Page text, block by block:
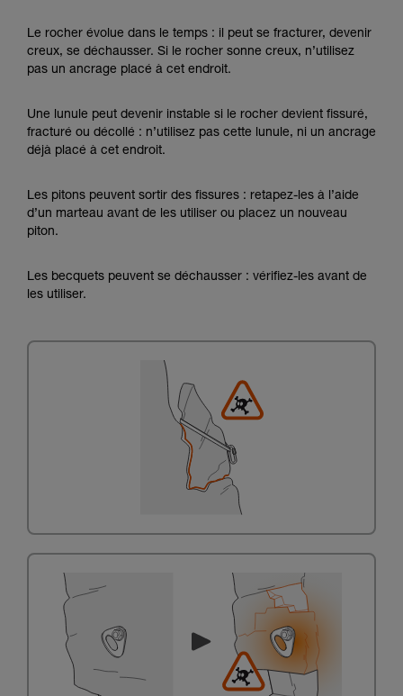
Le rocher évolue dans le temps : il peut se fracturer, devenir
creux, se déchausser. Si le rocher sonne creux, n’utilisez
pas un ancrage placé à cet endroit.
Une lunule peut devenir instable si le rocher devient fissuré,
fracturé ou décollé : n’utilisez pas cette lunule, ni un ancrage
déjà placé à cet endroit.
Les pitons peuvent sortir des fissures : retapez-les à l’aide
d’un marteau avant de les utiliser ou placez un nouveau
piton.
Les becquets peuvent se déchausser : vérifiez-les avant de
les utiliser.